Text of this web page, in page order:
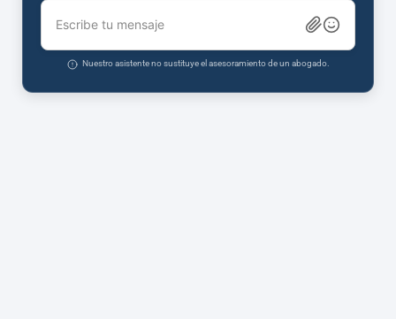
Escribe tu mensaje
Nuestro asistente no sustituye el asesoramiento de un abogado.